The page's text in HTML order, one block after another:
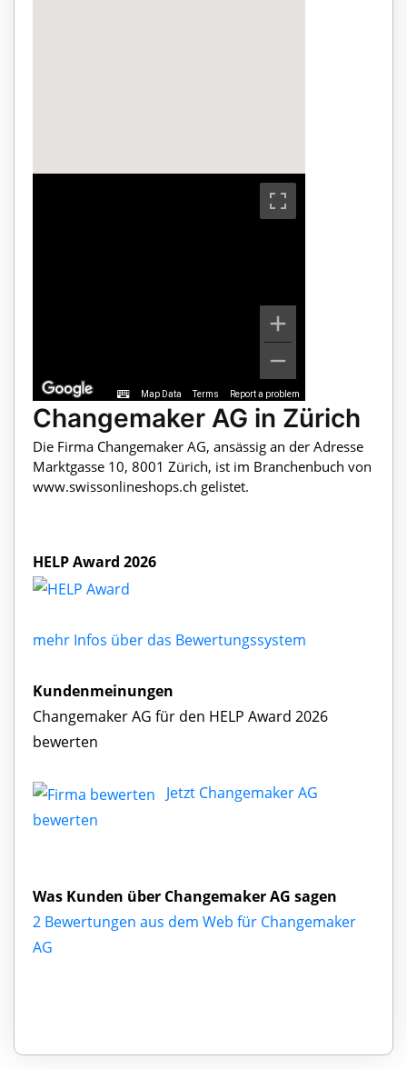
Map Data Terms Report a problem
Changemaker AG in Zürich
Die Firma Changemaker AG, ansässig an der Adresse
Marktgasse 10, 8001 Zürich, ist im Branchenbuch von
www.swissonlineshops.ch gelistet.
HELP Award 2026
mehr Infos über das Bewertungssystem
Kundenmeinungen
Changemaker AG für den HELP Award 2026
bewerten
Jetzt Changemaker AG
bewerten
Was Kunden über Changemaker AG sagen
2 Bewertungen aus dem Web für Changemaker
AG